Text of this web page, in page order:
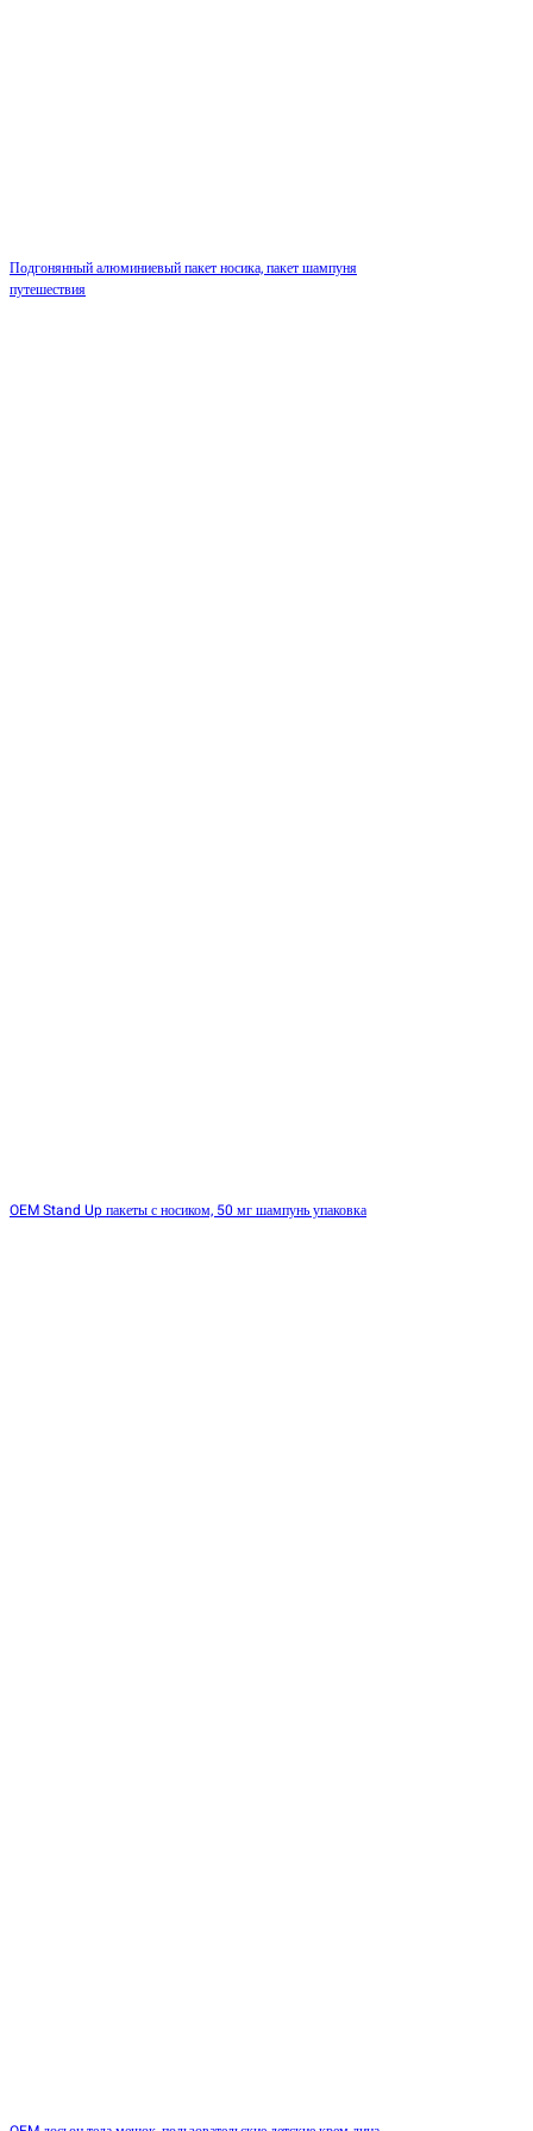
Подгонянный алюминиевый пакет носика, пакет шампуня
путешествия
OEM Stand Up пакеты с носиком, 50 мг шампунь упаковка